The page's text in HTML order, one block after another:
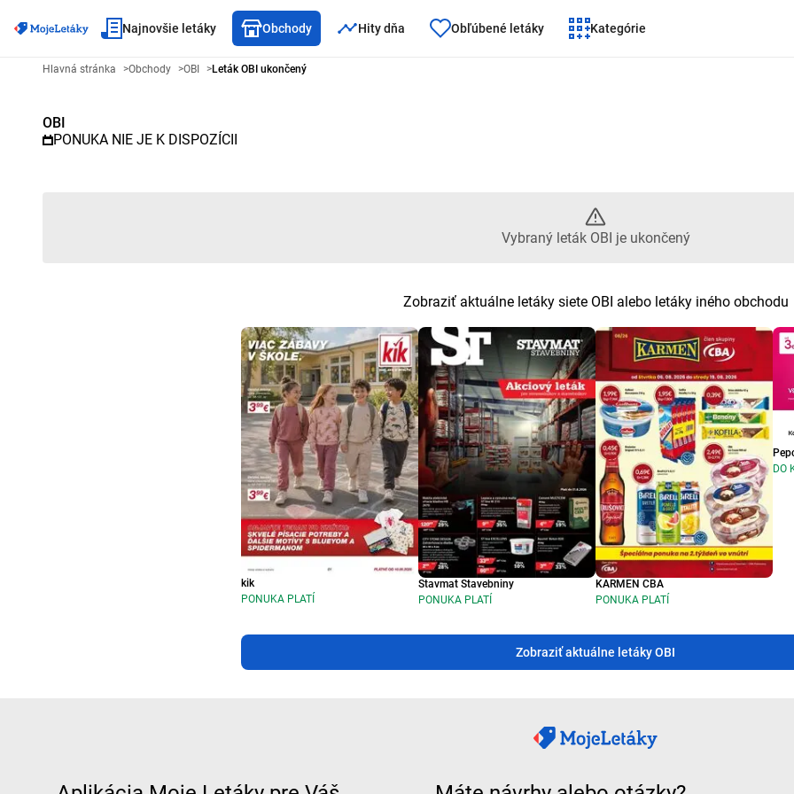
Najnovšie letáky Obchody Hity dňa Obľúbené letáky Kategórie
Reklamný leták OBI - Vybraný leták OBI je ukončený
Hlavná stránka >Obchody >OBI >Leták OBI ukončený
OBI
PONUKA NIE JE K DISPOZÍCII
Vybraný leták OBI je ukončený
Zobraziť aktuálne letáky siete OBI alebo letáky iného obchodu
kik
PONUKA PLATÍ
Stavmat Stavebniny
PONUKA PLATÍ
KARMEN CBA
PONUKA PLATÍ
DO
Zobraziť aktuálne letáky OBI